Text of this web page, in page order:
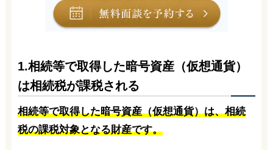
1.相続等で取得した暗号資産（仮想通貨）
は相続税が課税される
相続等で取得した暗号資産（仮想通貨）は、相続
税の課税対象となる財産です。